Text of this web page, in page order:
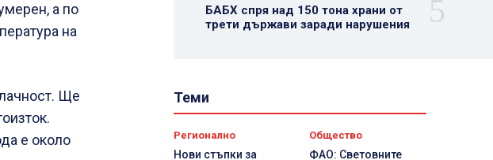
а по
на
Ще
е около
БАБХ спря над 150 тона храни от
трети държави заради нарушения
Теми
Регионално
Нови стъпки за
Общество
ФАО: Световните